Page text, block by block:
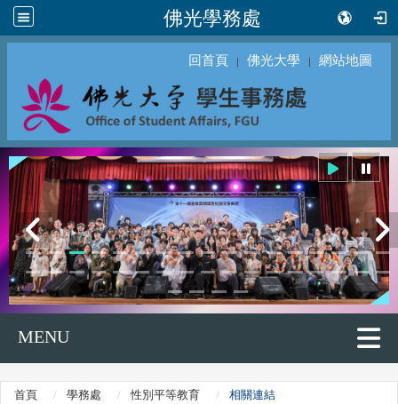
佛光學務處
回首頁 ｜ 佛光大學 ｜ 網站地圖
MENU
首頁 學務處 性別平等教育 相關連結